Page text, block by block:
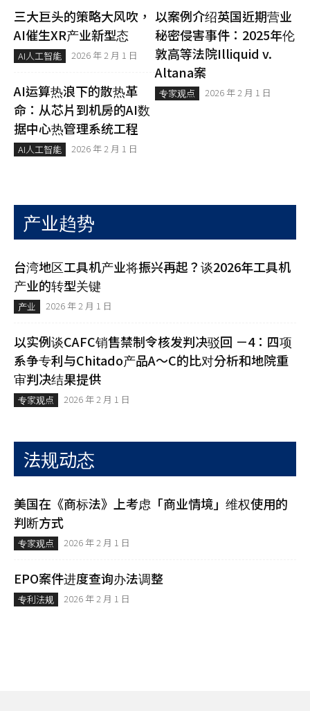
三大巨头的策略大风吹，
AI催生XR产业新型态
AI人工智能 2026 年 2 月 1 日
AI运算热浪下的散热革
命：从芯片到机房的AI数
据中心热管理系统工程
AI人工智能 2026 年 2 月 1 日
以案例介绍英国近期营业
秘密侵害事件：2025年伦
敦高等法院Illiquid v.
Altana案
专家观点 2026 年 2 月 1 日
产业趋势
台湾地区工具机产业将振兴再起？谈2026年工具机
产业的转型关键
产业 2026 年 2 月 1 日
以实例谈CAFC销售禁制令核发判决驳回 －4：四项
系争专利与Chitado产品A～C的比对分析和地院重
审判决结果提供
专家观点 2026 年 2 月 1 日
法规动态
美国在《商标法》上考虑「商业情境」维权使用的
判断方式
专家观点 2026 年 2 月 1 日
EPO案件进度查询办法调整
专利法规 2026 年 2 月 1 日